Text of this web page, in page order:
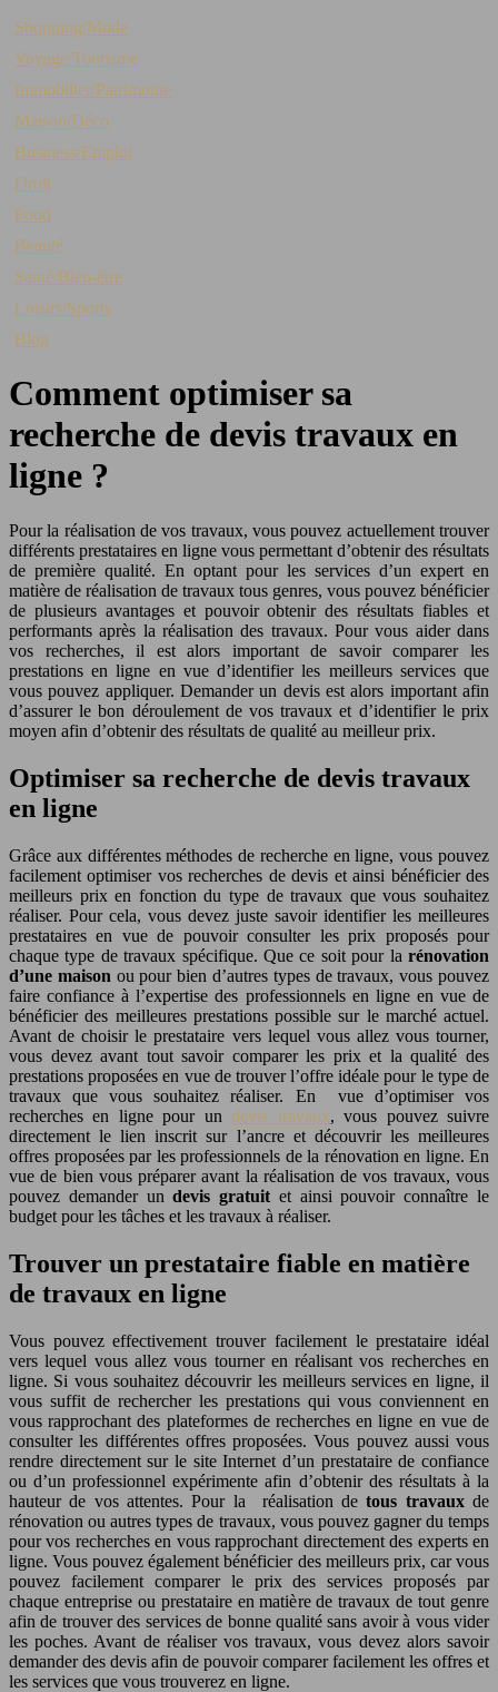
Shopping/Mode
Voyage/Tourisme
Immobilier/Patrimoine
Maison/Déco
Business/Emploi
Droit
Food
Beauté
Santé/Bien-être
Loisirs/Sports
Blog
Comment optimiser sa
recherche de devis travaux en
ligne ?
Pour la réalisation de vos travaux, vous pouvez actuellement trouver
différents prestataires en ligne vous permettant d’obtenir des résultats
de première qualité. En optant pour les services d’un expert en
matière de réalisation de travaux tous genres, vous pouvez bénéficier
de plusieurs avantages et pouvoir obtenir des résultats fiables et
performants après la réalisation des travaux. Pour vous aider dans
vos recherches, il est alors important de savoir comparer les
prestations en ligne en vue d’identifier les meilleurs services que
vous pouvez appliquer. Demander un devis est alors important afin
d’assurer le bon déroulement de vos travaux et d’identifier le prix
moyen afin d’obtenir des résultats de qualité au meilleur prix.
Optimiser sa recherche de devis travaux
en ligne
Grâce aux différentes méthodes de recherche en ligne, vous pouvez
facilement optimiser vos recherches de devis et ainsi bénéficier des
meilleurs prix en fonction du type de travaux que vous souhaitez
réaliser. Pour cela, vous devez juste savoir identifier les meilleures
prestataires en vue de pouvoir consulter les prix proposés pour
chaque type de travaux spécifique. Que ce soit pour la rénovation
d’une maison ou pour bien d’autres types de travaux, vous pouvez
faire confiance à l’expertise des professionnels en ligne en vue de
bénéficier des meilleures prestations possible sur le marché actuel.
Avant de choisir le prestataire vers lequel vous allez vous tourner,
vous devez avant tout savoir comparer les prix et la qualité des
prestations proposées en vue de trouver l’offre idéale pour le type de
travaux que vous souhaitez réaliser. En vue d’optimiser vos
recherches en ligne pour un devis travaux, vous pouvez suivre
directement le lien inscrit sur l’ancre et découvrir les meilleures
offres proposées par les professionnels de la rénovation en ligne. En
vue de bien vous préparer avant la réalisation de vos travaux, vous
pouvez demander undevis gratuit et ainsi pouvoir connaître le
budget pour les tâches et les travaux à réaliser.
Trouver un prestataire fiable en matière
de travaux en ligne
Vous pouvez effectivement trouver facilement le prestataire idéal
vers lequel vous allez vous tourner en réalisant vos recherches en
ligne. Si vous souhaitez découvrir les meilleurs services en ligne, il
vous suffit de rechercher les prestations qui vous conviennent en
vous rapprochant des plateformes de recherches en ligne en vue de
consulter les différentes offres proposées. Vous pouvez aussi vous
rendre directement sur le site Internet d’un prestataire de confiance
ou d’un professionnel expérimente afin d’obtenir des résultats à la
hauteur de vos attentes. Pour la réalisation detous travauxde
rénovation ou autres types de travaux, vous pouvez gagner du temps
pour vos recherches en vous rapprochant directement des experts en
ligne. Vous pouvez également bénéficier des meilleurs prix, car vous
pouvez facilement comparer le prix des services proposés par
chaque entreprise ou prestataire en matière de travaux de tout genre
afin de trouver des services de bonne qualité sans avoir à vous vider
les poches. Avant de réaliser vos travaux, vous devez alors savoir
demander des devis afin de pouvoir comparer facilement les offres et
les services que vous trouverez en ligne.